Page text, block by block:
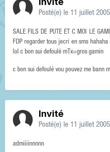
Posté(e) le 11 juillet 2005
SALE FILS DE PUTE ET C MOI LE
FDP regarder tous jecri en sms hahaha
lol c bon sui defoulé mTx=gros gamin
c bon sui defoulé vou pouvez me bann
Invité
Posté(e) le 11 juillet 2005
admiiiinnnnn